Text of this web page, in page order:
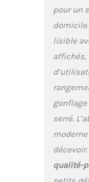
pour un
lisible
affichés,
serré.
qualité-